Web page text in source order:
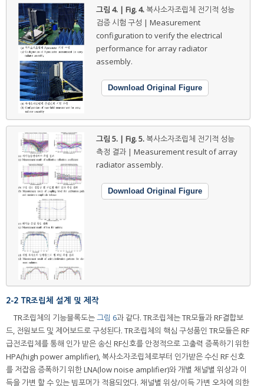
그림 4. | Fig. 4.복사소자조립체 전기적 성능
검증 시험 구성 | Measurement
configuration to verify the electrical
performance for array radiator
assembly.
Download Original Figure
그림 5. | Fig. 5.복사소자조립체 전기적 성능
측정 결과 | Measurement result of array
radiator assembly.
Download Original Figure
2-2 TR조립체 설계 및 제작
TR조립체의 기능블록도는그림 6과 같다. TR조립체는 TR모듈과 RF결합보
드, 전원보드 및 제어보드로 구성된다. TR조립체의 핵심 구성품인 TR모듈은 RF
급전조립체를 통해 인가 받은 송신 RF신호를 안정적으로 고출력 증폭하기 위한
HPA(high power amplifier), 복사소자조립체로부터 인가받은 수신 RF 신호
를 저잡음 증폭하기 위한 LNA(low noise amplifier)와 개별 채널별 위상과 이
득을 가변 할 수 있는 빔포머가 적용되었다. 채널별 위상/이득 가변 오차에 의한